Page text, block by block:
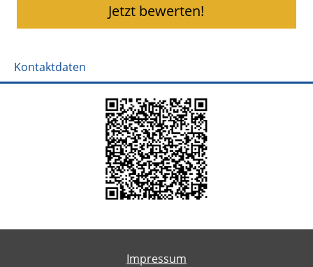
Jetzt bewerten!
Kontaktdaten
Impressum